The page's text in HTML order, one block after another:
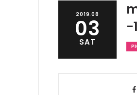
2019.08
03
SAT
-